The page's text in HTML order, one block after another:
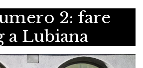
2: fare
a Lubiana